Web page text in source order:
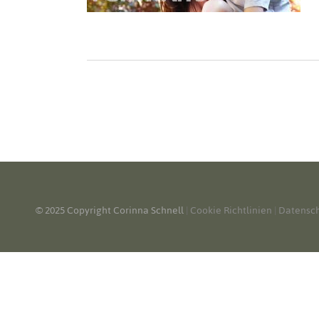
© 2025 Copyright Corinna Schnell Cookie Richtlinien